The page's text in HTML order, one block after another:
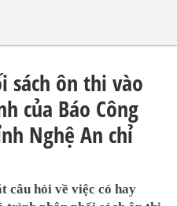
sách ôn thi vào
của Báo Công
Nghệ An chỉ
câu hỏi về việc có hay